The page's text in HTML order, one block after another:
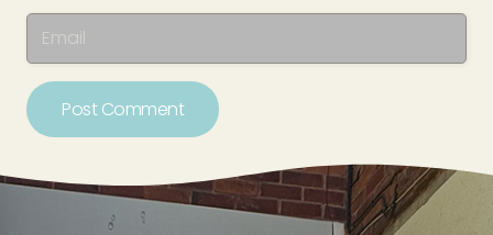
Post Comment